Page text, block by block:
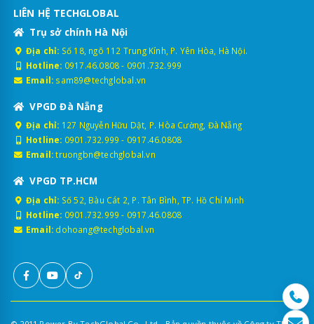
LIÊN HỆ TECHGLOBAL
Trụ sở chính Hà Nội
Địa chỉ: Số 18, ngõ 112 Trung Kính, P. Yên Hòa, Hà Nội.
Hotline: 0917.46.0808- 0901.732.999
Email: sam89@techglobal.vn
VPGD Đà Nẵng
Địa chỉ: 127 Nguyễn Hữu Dật, P. Hòa Cường, Đà Nẵng
Hotline: 0901.732.999 - 0917.46.0808
Email: truongbn@techglobal.vn
VPGD TP.HCM
Địa chỉ: Số 52, Bàu Cát 2, P. Tân Bình, TP. Hồ Chí Minh
Hotline: 0901.732.999 - 0917.46.0808
Email: dohoang@techglobal.vn